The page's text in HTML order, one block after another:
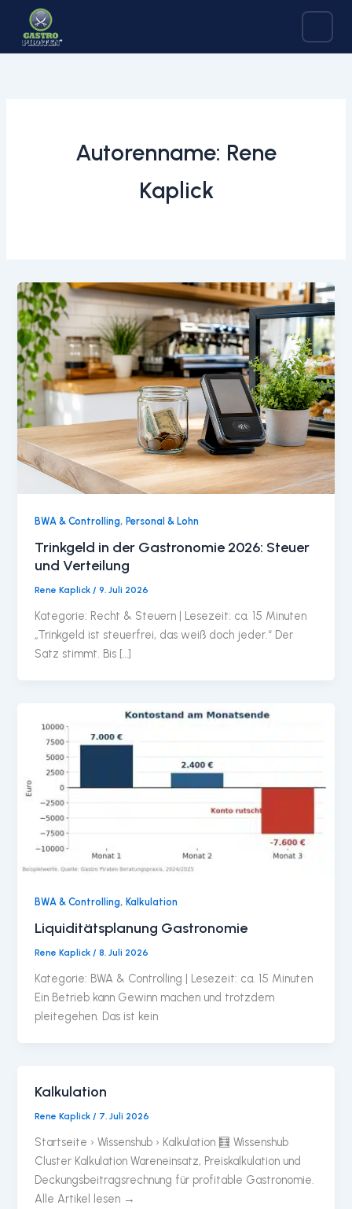
springen
Autorenname: Rene
Kaplick
BWA & Controlling,Personal & Lohn
Trinkgeld in der Gastronomie 2026: Steuer
und Verteilung
Rene Kaplick/9. Juli 2026
Kategorie: Recht & Steuern | Lesezeit: ca. 15 Minuten
„Trinkgeld ist steuerfrei, das weiß doch jeder.“ Der
Satz stimmt. Bis […]
BWA & Controlling,Kalkulation
Liquiditätsplanung Gastronomie
Rene Kaplick/8. Juli 2026
Kategorie: BWA & Controlling | Lesezeit: ca. 15 Minuten
Ein Betrieb kann Gewinn machen und trotzdem
pleitegehen. Das ist kein
Kalkulation
Rene Kaplick/ 7. Juli 2026
Startseite › Wissenshub › Kalkulation 🧮 Wissenshub
Cluster Kalkulation Wareneinsatz, Preiskalkulation und
Deckungsbeitragsrechnung für profitable Gastronomie.
Alle Artikel lesen →